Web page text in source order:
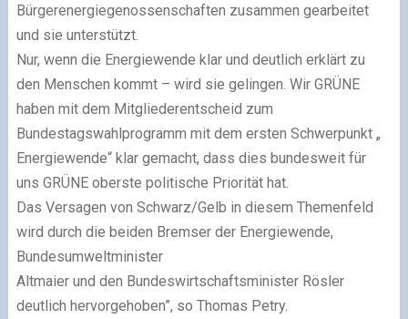
Bürgerenergiegenossenschaften zusammen gearbeitet
und sie unterstützt.
Nur, wenn die Energiewende klar und deutlich erklärt zu
den Menschen kommt – wird sie gelingen. Wir GRÜNE
haben mit dem Mitgliederentscheid zum
Bundestagswahlprogramm mit dem ersten Schwerpunkt „
Energiewende“ klar gemacht, dass dies bundesweit für
uns GRÜNE oberste politische Priorität hat.
Das Versagen von Schwarz/Gelb in diesem Themenfeld
wird durch die beiden Bremser der Energiewende,
Bundesumweltminister
Altmaier und den Bundeswirtschaftsminister Rösler
deutlich hervorgehoben”, so Thomas Petry.